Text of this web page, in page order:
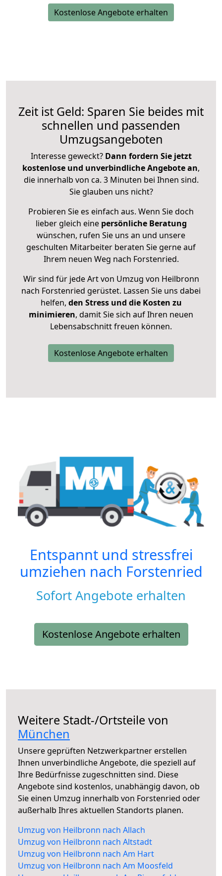
Kostenlose Angebote erhalten
Zeit ist Geld: Sparen Sie beides mit
schnellen und passenden
Umzugsangeboten
Interesse geweckt? Dann fordern Sie jetzt
kostenlose und unverbindliche Angebote an,
die innerhalb von ca. 3 Minuten bei Ihnen sind.
Sie glauben uns nicht?
Probieren Sie es einfach aus. Wenn Sie doch
lieber gleich eine persönliche Beratung
wünschen, rufen Sie uns an und unsere
geschulten Mitarbeiter beraten Sie gerne auf
Ihrem neuen Weg nach Forstenried.
Wir sind für jede Art von Umzug von Heilbronn
nach Forstenried gerüstet. Lassen Sie uns dabei
helfen, den Stress und die Kosten zu
minimieren, damit Sie sich auf Ihren neuen
Lebensabschnitt freuen können.
Kostenlose Angebote erhalten
Entspannt und stressfrei
umziehen nach Forstenried
Sofort Angebote erhalten
Kostenlose Angebote erhalten
Weitere Stadt-/Ortsteile von
München
Unsere geprüften Netzwerkpartner erstellen
Ihnen unverbindliche Angebote, die speziell auf
Ihre Bedürfnisse zugeschnitten sind. Diese
Angebote sind kostenlos, unabhängig davon, ob
Sie einen Umzug innerhalb von Forstenried oder
außerhalb Ihres aktuellen Standorts planen.
Umzug von Heilbronn nach Allach
Umzug von Heilbronn nach Altstadt
Umzug von Heilbronn nach Am Hart
Umzug von Heilbronn nach Am Moosfeld